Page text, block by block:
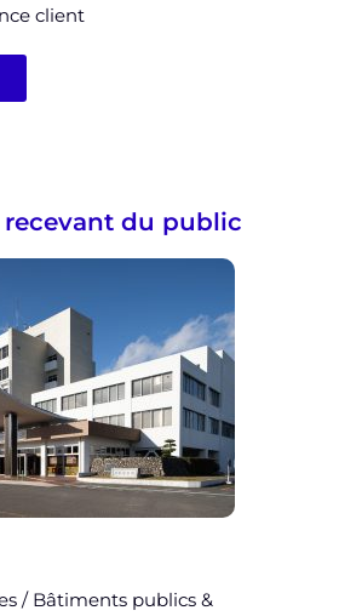
client
recevant du public
/ Bâtiments publics &